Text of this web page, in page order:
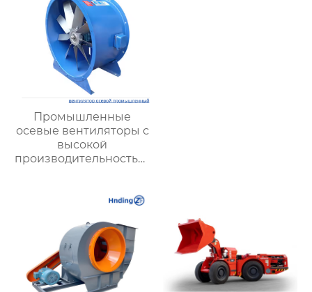
Промышленные
осевые вентиляторы с
высокой
производительностью:
сложных условий